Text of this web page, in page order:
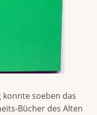
soeben das
Bücher des Alten